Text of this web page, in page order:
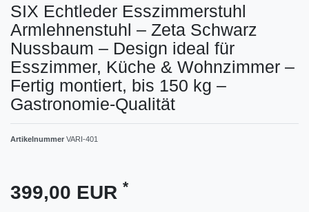
SIX Echtleder Esszimmerstuhl
Armlehnenstuhl – Zeta Schwarz
Nussbaum – Design ideal für
Esszimmer, Küche & Wohnzimmer –
Fertig montiert, bis 150 kg –
Gastronomie-Qualität
Artikelnummer VARI-401
399,00 EUR *